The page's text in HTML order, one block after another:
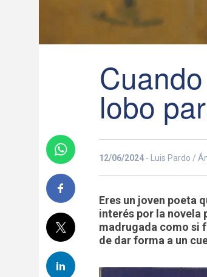
lobo
12/06/2024 - Luis Pardo /
Eres un joven poeta
interés por la novela
madrugada como si
de dar forma a un